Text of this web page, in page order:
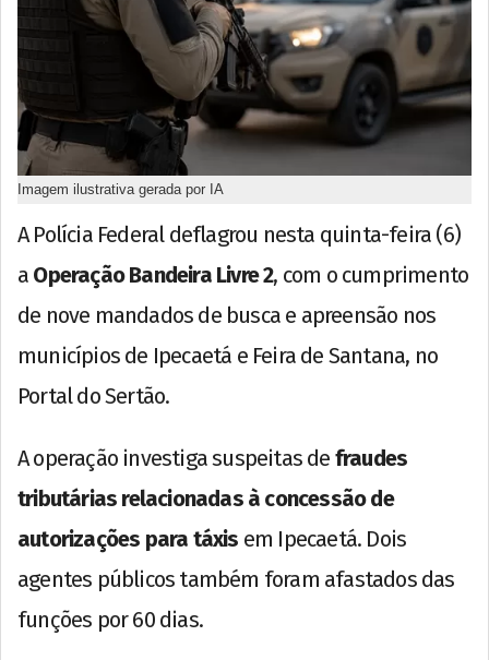
Imagem ilustrativa gerada por IA
A Polícia Federal deflagrou nesta quinta-feira (6)
a Operação Bandeira Livre 2, com o cumprimento
de nove mandados de busca e apreensão nos
municípios de Ipecaetá e Feira de Santana, no
Portal do Sertão.
A operação investiga suspeitas de fraudes
tributárias relacionadas à concessão de
autorizações para táxis em Ipecaetá. Dois
agentes públicos também foram afastados das
funções por 60 dias.